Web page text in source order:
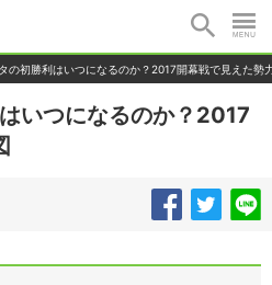
の初勝利はいつになるのか？2017開幕戦で見えた勢
いつになるのか？2017